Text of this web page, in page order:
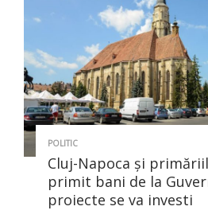
POLITIC
Cluj-Napoca şi
primit bani de la
proiecte se va investi